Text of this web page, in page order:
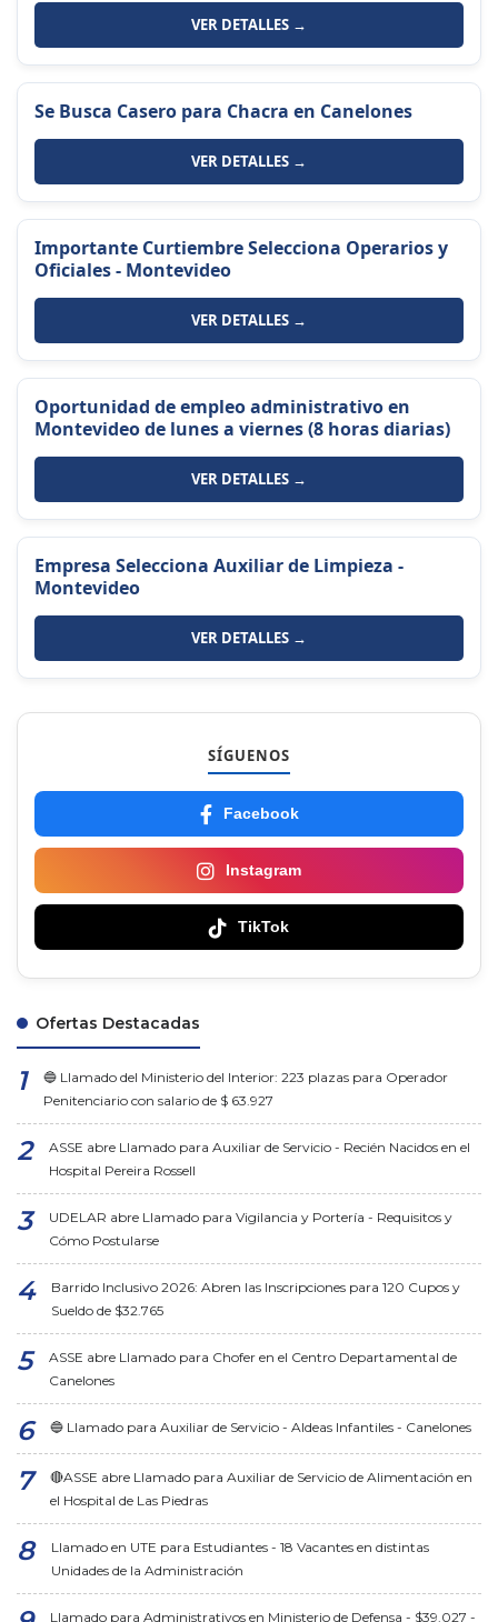
VER DETALLES →
Se Busca Casero para Chacra en Canelones
VER DETALLES →
Importante Curtiembre Selecciona Operarios y
Oficiales - Montevideo
VER DETALLES →
Oportunidad de empleo administrativo en
Montevideo de lunes a viernes (8 horas diarias)
VER DETALLES →
Empresa Selecciona Auxiliar de Limpieza -
Montevideo
VER DETALLES →
SÍGUENOS
Facebook
Instagram
TikTok
Ofertas Destacadas
🔵 Llamado del Ministerio del Interior: 223 plazas para Operador
Penitenciario con salario de $ 63.927
ASSE abre Llamado para Auxiliar de Servicio - Recién Nacidos en el
Hospital Pereira Rossell
UDELAR abre Llamado para Vigilancia y Portería - Requisitos y
Cómo Postularse
Barrido Inclusivo 2026: Abren las Inscripciones para 120 Cupos y
Sueldo de $32.765
ASSE abre Llamado para Chofer en el Centro Departamental de
Canelones
🔵 Llamado para Auxiliar de Servicio - Aldeas Infantiles - Canelones
🔴ASSE abre Llamado para Auxiliar de Servicio de Alimentación en
el Hospital de Las Piedras
Llamado en UTE para Estudiantes - 18 Vacantes en distintas
Unidades de la Administración
Llamado para Administrativos en Ministerio de Defensa - $39.027 -